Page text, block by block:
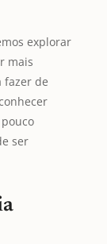
explorar
mais
fazer de
ser